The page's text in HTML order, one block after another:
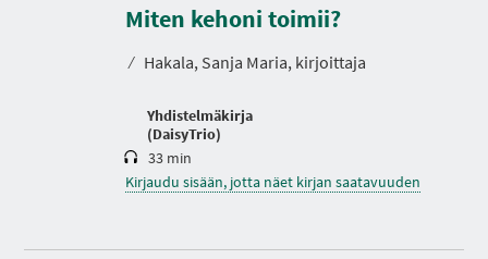
Miten kehoni toimii?
⁄ Hakala, Sanja Maria, kirjoittaja
Yhdistelmäkirja
(DaisyTrio)
e
s
o
33 min
Kirjaudu sisään, jotta näet kirjan saatavuuden